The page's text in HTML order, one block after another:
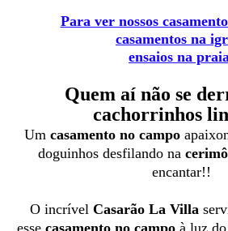
Para ver nossos
casamentos na
ensaios na
Quem aí não se
cachorrinhos
Um casamento no campo
doguinhos desfilando na
encantar!!
O incrível Casarão La Villa
esse casamento no campoà luz do